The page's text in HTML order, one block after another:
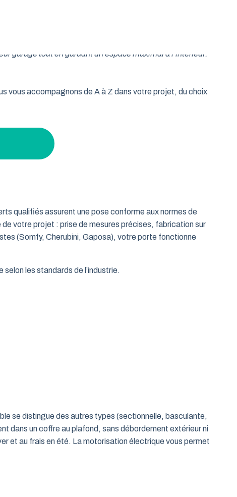
garage tout en gardant un espace maximal à l’intérieur.
vous accompagnons de A à Z dans votre projet, du choix
qualifiés assurent une pose conforme aux normes de
votre projet : prise de mesures précises, fabrication sur
(Somfy, Cherubini, Gaposa), votre porte fonctionne
les standards de l’industrie.
se distingue des autres types (sectionnelle, basculante,
dans un coffre au plafond, sans débordement extérieur ni
et au frais en été. La motorisation électrique vous permet